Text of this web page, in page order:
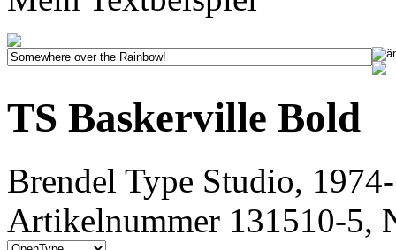
TS Baskerville Bold
Brendel Type Studio,
Artikelnummer 131510-5,